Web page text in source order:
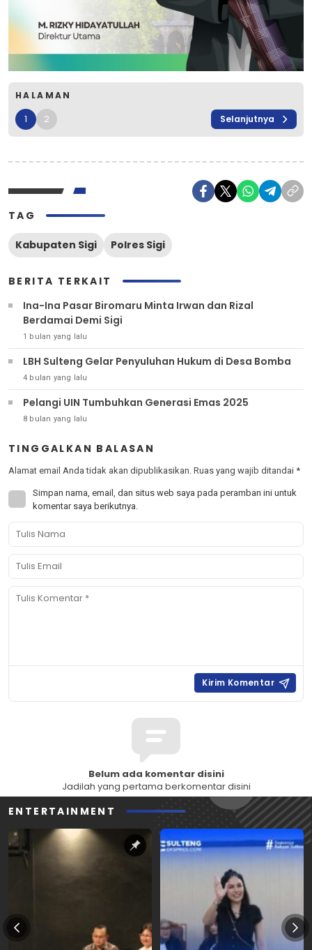
HALAMAN
1 2 Selanjutnya
TAG
Kabupaten Sigi Polres Sigi
BERITA TERKAIT
Ina-Ina Pasar Biromaru Minta Irwan dan Rizal
Berdamai Demi Sigi
1 bulan yang lalu
LBH Sulteng Gelar Penyuluhan Hukum di Desa Bomba
4 bulan yang lalu
Pelangi UIN Tumbuhkan Generasi Emas 2025
8 bulan yang lalu
TINGGALKAN BALASAN
Alamat email Anda tidak akan dipublikasikan. Ruas yang wajib ditandai *
Simpan nama, email, dan situs web saya pada peramban ini untuk
komentar saya berikutnya.
Belum ada komentar disini
Jadilah yang pertama berkomentar disini
ENTERTAINMENT